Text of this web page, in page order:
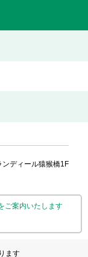
ディール猿猴橋1F
ご案内いたします
ます